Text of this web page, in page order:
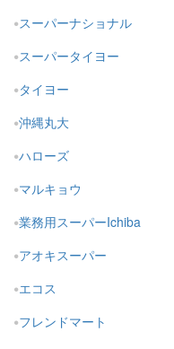
スーパーナショナル
スーパータイヨー
タイヨー
沖縄丸大
ハローズ
マルキョウ
業務用スーパーIchiba
アオキスーパー
エコス
フレンドマート